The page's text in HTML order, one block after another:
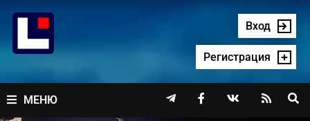
содержимому
Вход
Регистрация
МЕНЮ    